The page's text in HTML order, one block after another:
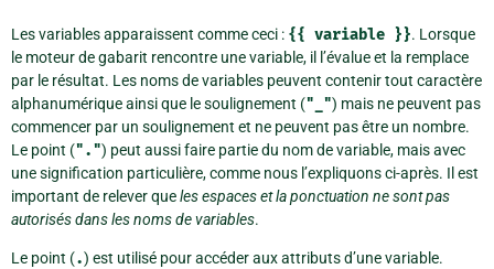
Les variables apparaissent comme ceci : {{ variable }}. Lorsque
le moteur de gabarit rencontre une variable, il l’évalue et la remplace
par le résultat. Les noms de variables peuvent contenir tout caractère
alphanumérique ainsi que le soulignement ("_") mais ne peuvent pas
commencer par un soulignement et ne peuvent pas être un nombre.
Le point (".") peut aussi faire partie du nom de variable, mais avec
une signification particulière, comme nous l’expliquons ci-après. Il est
important de relever queles espaces et la ponctuation ne sont pas
autorisés dans les noms de variables.
Le point (.) est utilisé pour accéder aux attributs d’une variable.